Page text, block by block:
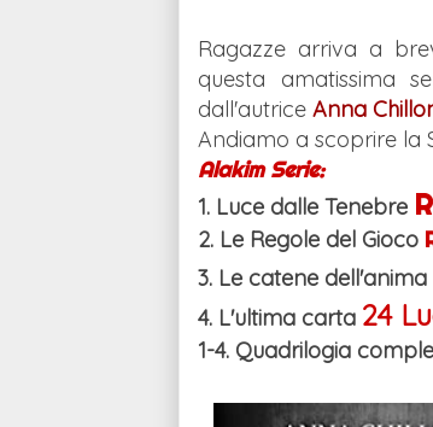
Ragazze arriva a
questa amatissima
dall'autrice Anna
Andiamo a scoprire la
Alakim Serie:
1. Luce dalle Tenebre
2. Le Regole del Gioco
3. Le catene dell'anima
4. L'ultima carta 24
1-4. Quadrilogia